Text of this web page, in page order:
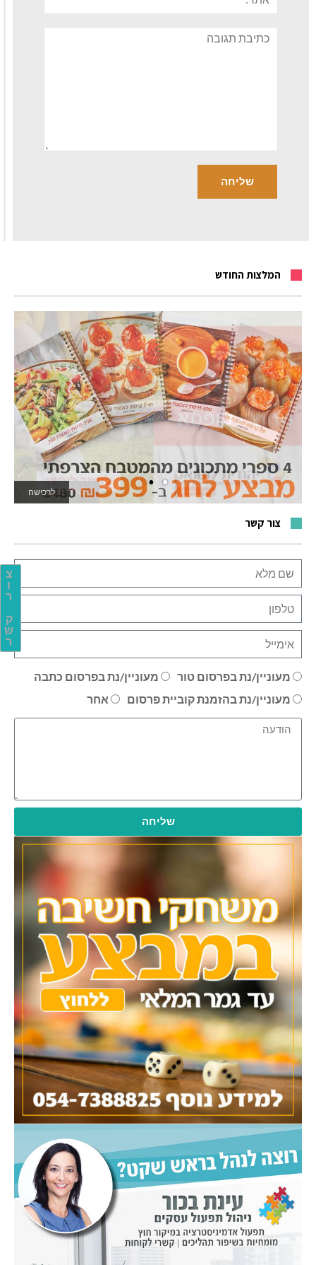
צ
ו
ר
ק
ש
ר
תגובה
המלצות החודש
לאתר המשחקים
צור קשר
מעוניין/נת בפרסום טור
מעוניין/נת בפרסום כתבה
מעוניין/נת בהזמנת קוביית פרסום
אחר
שליחה